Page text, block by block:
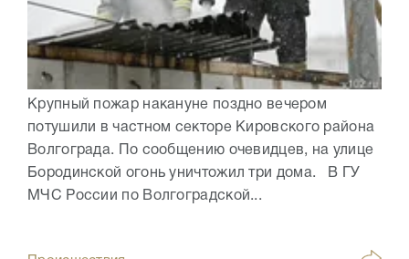
Крупный пожар накануне поздно вечером
потушили в частном секторе Кировского района
Волгограда. По сообщению очевидцев, на улице
Бородинской огонь уничтожил три дома. В ГУ
МЧС России по Волгоградской...